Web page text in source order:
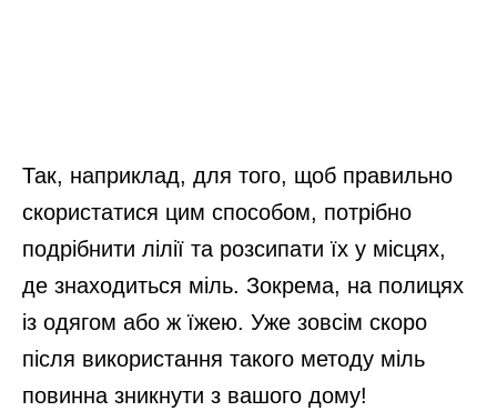
Так, наприклад, для того, щоб правильно
скористатися цим способом, потрібно
подрібнити лілії та розсипати їх у місцях,
де знаходиться міль. Зокрема, на полицях
із одягом або ж їжею. Уже зовсім скоро
після використання такого методу міль
повинна зникнути з вашого дому!